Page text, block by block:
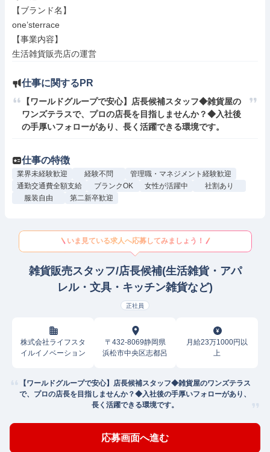
【ブランド名】
one’sterrace
【事業内容】
生活雑貨販売店の運営
仕事に関するPR
【ワールドグループで安心】店長候補スタッフ◆雑貨屋の
ワンズテラスで、プロの店長を目指しませんか？◆入社後
の手厚いフォローがあり、長く活躍できる環境です。
仕事の特徴
業界未経験歓迎 経験不問
管理職・マネジメント経験歓迎
通勤交通費全額支給
ブランクOK 女性が活躍中
社割あり
服装自由
第二新卒歓迎
いま見ている求人へ応募してみましょう！
雑貨販売スタッフ/店長候補(生活雑貨・アパ
レル・文具・キッチン雑貨など)
正社員
株式会社ライフスタ
イルイノベーション
〒432-8069静岡県
浜松市中央区志都呂
月給23万1000円以
上
【ワールドグループで安心】店長候補スタッフ◆雑貨屋のワンズテラス
で、プロの店長を目指しませんか？◆入社後の手厚いフォローがあり、
長く活躍できる環境です。
応募画面へ進む